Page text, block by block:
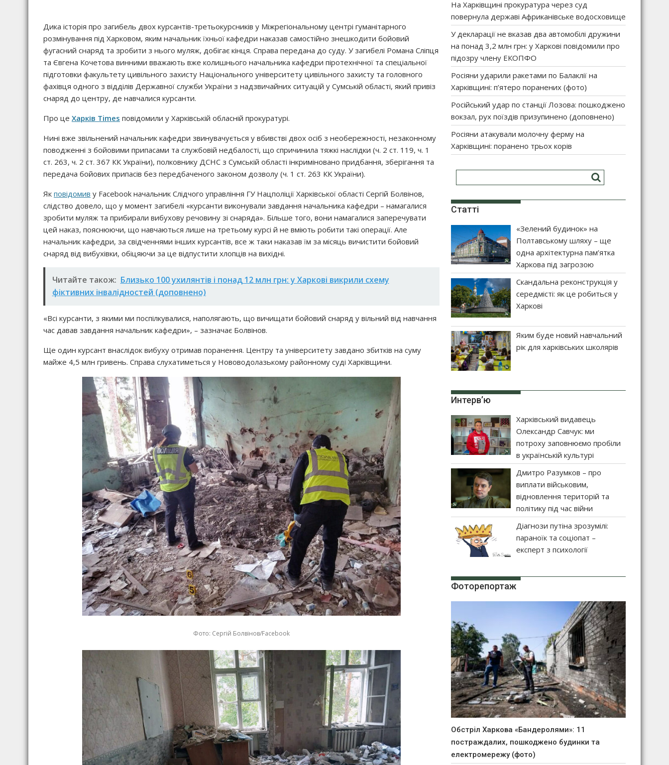
Дика історія про загибель двох курсантів-третьокурсників у Міжрегіональному центрі гуманітарного
розмінування під Харковом, яким начальник їхньої кафедри наказав самостійно знешкодити бойовий
фугасний снаряд та зробити з нього муляж, добігає кінця. Справа передана до суду. У загибелі Романа Сліпця
та Євгена Кочетова винними вважають вже колишнього начальника кафедри піротехнічної та спеціальної
підготовки факультету цивільного захисту Національного університету цивільного захисту та головного
фахівця одного з відділів Державної служби України з надзвичайних ситуацій у Сумській області, який привіз
снаряд до центру, де навчалися курсанти.
Про це Харків Times повідомили у Харківській обласній прокуратурі.
Нині вже звільнений начальник кафедри звинувачується у вбивстві двох осіб з необережності, незаконному
поводженні з бойовими припасами та службовій недбалості, що спричинила тяжкі наслідки (ч. 2 ст. 119, ч. 1
ст. 263, ч. 2 ст. 367 КК України), полковнику ДСНС з Сумській області інкриміновано придбання, зберігання та
передача бойових припасів без передбаченого законом дозволу (ч. 1 ст. 263 КК України).
Як повідомив у Facebook начальник Слідчого управління ГУ Нацполіції Харківської області Сергій Болвінов,
слідство довело, що у момент загибелі «курсанти виконували завдання начальника кафедри – намагалися
зробити муляж та прибирали вибухову речовину зі снаряда». Більше того, вони намагалися заперечувати
цей наказ, пояснюючи, що навчаються лише на третьому курсі й не вміють робити такі операції. Але
начальник кафедри, за свідченнями інших курсантів, все ж таки наказав їм за місяць вичистити бойовий
снаряд від вибухівки, обіцяючи за це відпустити хлопців на вихідні.
Читайте також: Близько 100 ухилянтів і понад 12 млн грн: у Харкові викрили схему
фіктивних інвалідностей (доповнено)
«Всі курсанти, з якими ми поспілкувалися, наполягають, що вичищати бойовий снаряд у вільний від навчання
час давав завдання начальник кафедри», – зазначає Болвінов.
Ще один курсант внаслідок вибуху отримав поранення. Центру та університету завдано збитків на суму
майже 4,5 млн гривень. Справа слухатиметься у Нововодолазькому районному суді Харківщини.
Фото: Сергій Болвінов/Facebook
На Харківщині прокуратура через суд
повернула державі Африканівське водосховище
У декларації не вказав два автомобілі дружини
на понад 3,2 млн грн: у Харкові повідомили про
підозру члену ЕКОПФО
Росіяни ударили ракетами по Балаклії на
Харківщині: п’ятеро поранених (фото)
Російський удар по станції Лозова: пошкоджено
вокзал, рух поїздів призупинено (доповнено)
Росіяни атакували молочну ферму на
Харківщині: поранено трьох корів
Статті
«Зелений будинок» на
Полтавському шляху – ще
одна архітектурна пам’ятка
Харкова під загрозою
Скандальна реконструкція у
середмісті: як це робиться у
Харкові
Яким буде новий навчальний
рік для харківських школярів
Интерв’ю
Харківський видавець
Олександр Савчук: ми
потроху заповнюємо пробіли
в українській культурі
Дмитро Разумков – про
виплати військовим,
відновлення територій та
політику під час війни
Діагнози путіна зрозумілі:
параноїк та соціопат –
експерт з психології
Фоторепортаж
Обстріл Харкова «Бандеролями»: 11
постраждалих, пошкоджено будинки та
електромережу (фото)